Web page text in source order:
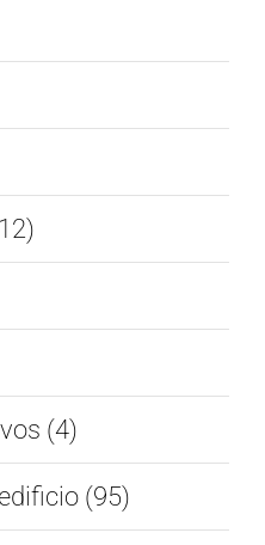
(4)
(95)